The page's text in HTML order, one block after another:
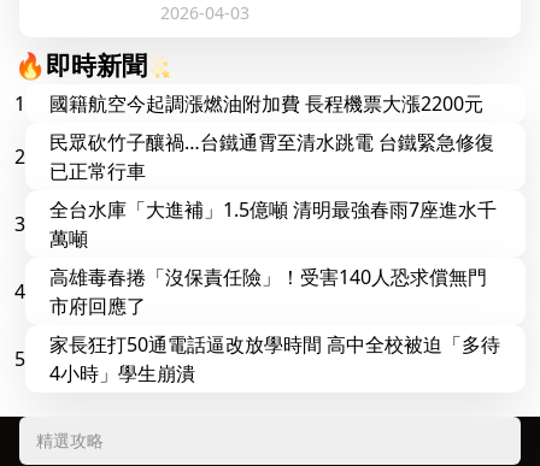
2026-04-03
🔥即時新聞
1
國籍航空今起調漲燃油附加費 長程機票大漲2200元
2
民眾砍竹子釀禍…台鐵通霄至清水跳電 台鐵緊急修復
已正常行車
3
全台水庫「大進補」1.5億噸 清明最強春雨7座進水千
萬噸
4
高雄毒春捲「沒保責任險」！受害140人恐求償無門
市府回應了
5
家長狂打50通電話逼改放學時間 高中全校被迫「多待
4小時」學生崩潰
精選攻略